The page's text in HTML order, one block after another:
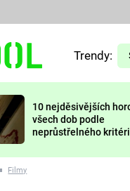
Trendy:
10 nejděsivějších
všech dob podle
neprůstřelného
nejvíc zvednou tep?
Filmy